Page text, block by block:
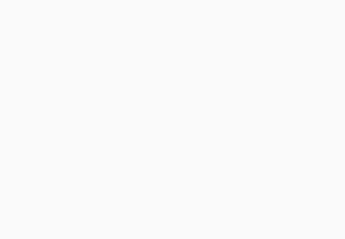
弁当